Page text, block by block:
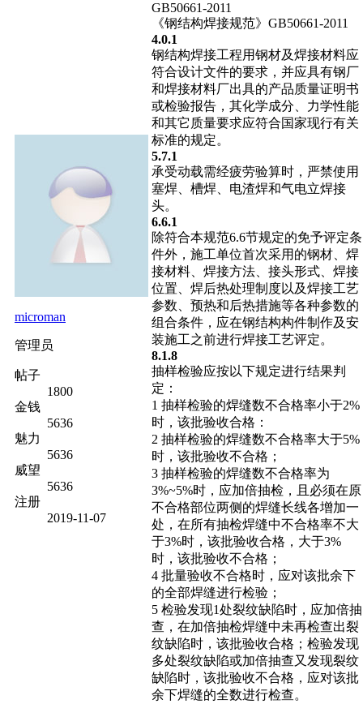
microman
管理员
帖子
1800
金钱
5636
魅力
5636
威望
5636
注册
2019-11-07
GB50661-2011
《钢结构焊接规范》GB50661-2011
4.0.1
钢结构焊接工程用钢材及焊接材料应
符合设计文件的要求，并应具有钢厂
和焊接材料厂出具的产品质量证明书
或检验报告，其化学成分、力学性能
和其它质量要求应符合国家现行有关
标准的规定。
5.7.1
承受动载需经疲劳验算时，严禁使用
塞焊、槽焊、电渣焊和气电立焊接
头。
6.6.1
除符合本规范6.6节规定的免予评定条
件外，施工单位首次采用的钢材、焊
接材料、焊接方法、接头形式、焊接
位置、焊后热处理制度以及焊接工艺
参数、预热和后热措施等各种参数的
组合条件，应在钢结构构件制作及安
装施工之前进行焊接工艺评定。
8.1.8
抽样检验应按以下规定进行结果判
定：
1 抽样检验的焊缝数不合格率小于2%
时，该批验收合格：
2 抽样检验的焊缝数不合格率大于5%
时，该批验收不合格；
3 抽样检验的焊缝数不合格率为
3%~5%时，应加倍抽检，且必须在原
不合格部位两侧的焊缝长线各增加一
处，在所有抽检焊缝中不合格率不大
于3%时，该批验收合格，大于3%
时，该批验收不合格；
4 批量验收不合格时，应对该批余下
的全部焊缝进行检验；
5 检验发现1处裂纹缺陷时，应加倍抽
查，在加倍抽检焊缝中未再检查出裂
纹缺陷时，该批验收合格；检验发现
多处裂纹缺陷或加倍抽查又发现裂纹
缺陷时，该批验收不合格，应对该批
余下焊缝的全数进行检查。